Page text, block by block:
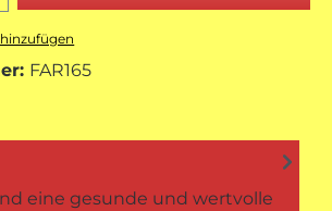
FAR165
eine gesunde und wertvolle